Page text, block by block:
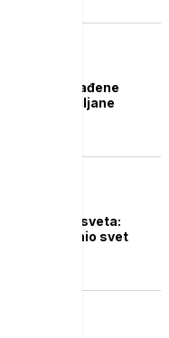
Šangaju ograđene
se ciljane
muzeji sveta:
kovid promenio svet